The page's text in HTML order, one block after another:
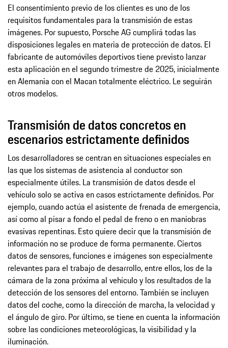
El consentimiento previo de los clientes es uno de los
requisitos fundamentales para la transmisión de estas
imágenes. Por supuesto, Porsche AG cumplirá todas las
disposiciones legales en materia de protección de datos. El
fabricante de automóviles deportivos tiene previsto lanzar
esta aplicación en el segundo trimestre de 2025, inicialmente
en Alemania con el Macan totalmente eléctrico. Le seguirán
otros modelos.
Transmisión de datos concretos en
escenarios estrictamente definidos
Los desarrolladores se centran en situaciones especiales en
las que los sistemas de asistencia al conductor son
especialmente útiles. La transmisión de datos desde el
vehículo solo se activa en casos estrictamente definidos. Por
ejemplo, cuando actúa el asistente de frenada de emergencia,
así como al pisar a fondo el pedal de freno o en maniobras
evasivas repentinas. Esto quiere decir que la transmisión de
información no se produce de forma permanente. Ciertos
datos de sensores, funciones e imágenes son especialmente
relevantes para el trabajo de desarrollo, entre ellos, los de la
cámara de la zona próxima al vehículo y los resultados de la
detección de los sensores del entorno. También se incluyen
datos del coche, como la dirección de marcha, la velocidad y
el ángulo de giro. Por último, se tiene en cuenta la información
sobre las condiciones meteorológicas, la visibilidad y la
iluminación.